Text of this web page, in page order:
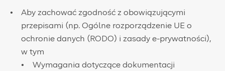
Aby zachować zgodność z obowiązującymi
przepisami (np. Ogólne rozporządzenie UE o
ochronie danych (RODO) i zasady e-prywatności),
w tym
Wymagania dotyczące dokumentacji